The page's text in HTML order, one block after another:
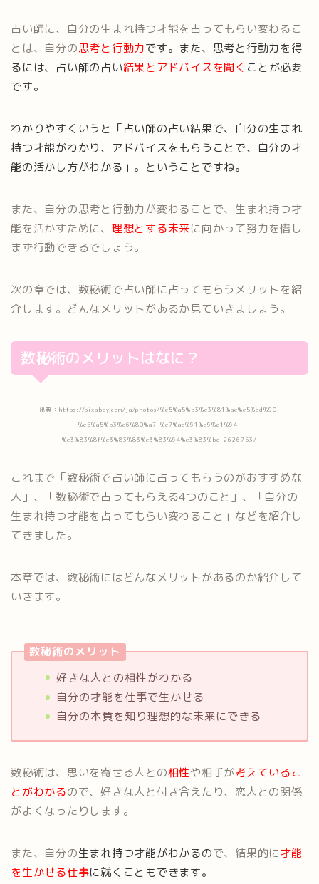
占い師に、自分の生まれ持つ才能を占ってもらい変わるこ
とは、自分の思考と行動力です。また、思考と行動力を得
るには、占い師の占い結果とアドバイスを聞く ことが必要
です。
わかりやすくいうと「占い師の占い結果で、自分の生まれ
持つ才能がわかり、アドバイスをもらうことで、自分の才
能の活かし方がわかる」。ということですね。
また、自分の思考と行動力が変わることで、生まれ持つ才
能を活かすために、 理想とする未来に向かって努力を惜し
まず行動できるでしょう。
次の章では、数秘術で占い師に占ってもらうメリットを紹
介します。どんなメリットがあるか見ていきましょう。
数秘術のメリットはなに？
出典：https://pixabay.com/ja/photos/%e5%a5%b3%e3%81%ae%e5%ad%90-
%e5%a5%b3%e6%80%a7-%e7%ac%91%e9%a1%94-
%e3%83%8f%e3%83%83%e3%83%94%e3%83%bc-2626753/
これまで「数秘術で占い師に占ってもらうのがおすすめな
人」、「数秘術で占ってもらえる4つのこと」、「自分の
生まれ持つ才能を占ってもらい変わること」などを紹介し
てきました。
本章では、数秘術にはどんなメリットがあるのか紹介して
いきます。
数秘術のメリット
好きな人との相性がわかる
自分の才能を仕事で生かせる
自分の本質を知り理想的な未来にできる
数秘術は、思いを寄せる人との相性や相手が考えているこ
とがわかるので、好きな人と付き合えたり、恋人との関係
がよくなったりします。
また、自分の生まれ持つ才能がわかるので、結果的に才能
を生かせる仕事に就くこともできます。